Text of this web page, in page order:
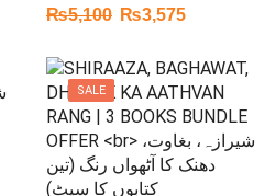
₨5,100 ₨3,575
SALE